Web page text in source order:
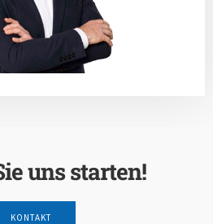
uns starten!
KONTAKT